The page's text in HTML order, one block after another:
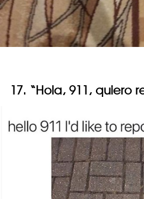
17. “Hola, 911, quiero